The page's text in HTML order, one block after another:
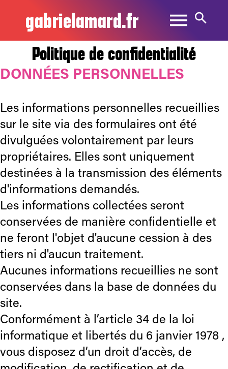
gabrielamard.fr
Politique de confidentialité
DONNÉES PERSONNELLES
Les informations personnelles recueillies
sur le site via des formulaires ont été
divulguées volontairement par leurs
propriétaires. Elles sont uniquement
destinées à la transmission des éléments
d'informations demandés.
Les informations collectées seront
conservées de manière confidentielle et
ne feront l'objet d'aucune cession à des
tiers ni d'aucun traitement.
Aucunes informations recueillies ne sont
conservées dans la base de données du
site.
Conformément à l’article 34 de la loi
informatique et libertés du 6 janvier 1978 ,
vous disposez d’un droit d’accès, de